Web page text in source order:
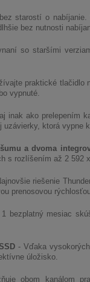
starostí o nabíjanie.
bez nutnosti
so staršími
praktické tlačidlo
vypnuté.
ako prelepením
ktorá vypne
a dvoma
s rozlíšením až 2 592
riešenie
prenosovou
bezplatný mesiac
- Vďaka
úložisko.
obom kanálom